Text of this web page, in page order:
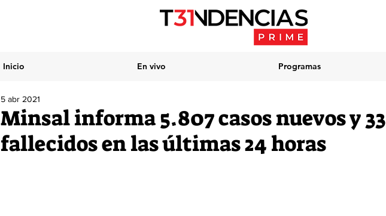
Inicio En vivo Programas
Minsal informa 5.807 casos nuevos y 33
fallecidos en las últimas 24 horas
5 abr 2021